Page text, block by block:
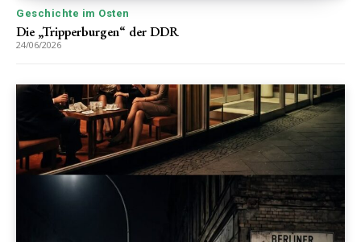
Geschichte im Osten
Die „Tripperburgen“ der DDR
24/06/2026